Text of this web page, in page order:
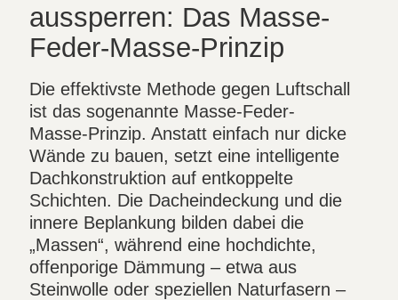
aussperren: Das Masse-
Feder-Masse-Prinzip
Die effektivste Methode gegen Luftschall
ist das sogenannte Masse-Feder-
Masse-Prinzip. Anstatt einfach nur dicke
Wände zu bauen, setzt eine intelligente
Dachkonstruktion auf entkoppelte
Schichten. Die Dacheindeckung und die
innere Beplankung bilden dabei die
„Massen“, während eine hochdichte,
offenporige Dämmung – etwa aus
Steinwolle oder speziellen Naturfasern –